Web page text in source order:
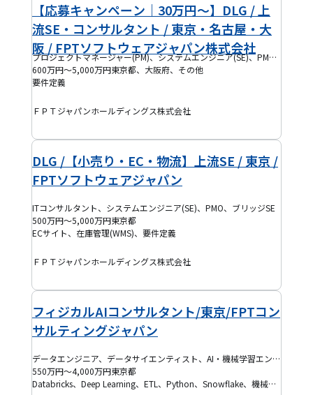
【応募キャンペーン｜30万円～】DLG / 上
流SE・コンサルタント / 東京・名古屋・大
阪 / FPTソフトウェアジャパン株式会社
プロジェクトマネージャー(PM)、システムエンジニア(SE)、PMO、プロジェクトリーダー(PL)、ブリッジSE
600万円～5,000万円東京都、大阪府、その他
要件定義
ＦＰＴジャパンホールディングス株式会社
DLG /【小売り・EC・物流】上流SE / 東京 /
FPTソフトウェアジャパン
ITコンサルタント、システムエンジニア(SE)、PMO、ブリッジSE
500万円～5,000万円東京都
ECサイト、在庫管理(WMS)、要件定義
ＦＰＴジャパンホールディングス株式会社
フィジカルAIコンサルタント/東京/FPTコン
サルティングジャパン
データエンジニア、データサイエンティスト、AI・機械学習エンジニア、プロジェクトマネージャー(PM)、PMO、テックリード、ブリッジSE
550万円～4,000万円東京都
Databricks、Deep Learning、ETL、Python、Snowflake、機械学習、R、C++、SQL